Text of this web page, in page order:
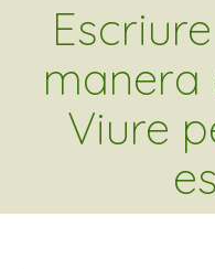
manera
Viure